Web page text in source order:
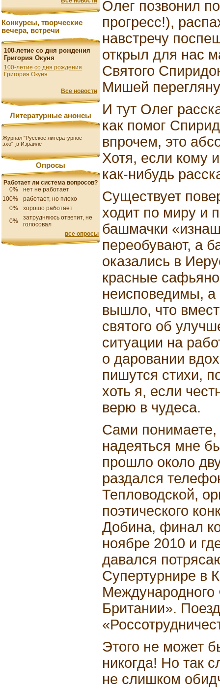
Конкурсы, творческие
вечера, встречи
100-летие со дня рождения
Григория Окуня
100-летие со дня рождения
Григория Окуня
Все новости
Литературные анонсы
Журнал "Русское литературное
эхо" в Израиле
Опросы
Работает ли система вопросов?
0%
нет не работает
100%
работает, но плохо
0%
хорошо работает
0%
затрудняюсь ответит, не
голосовал
все опросы
Олег позвонил
прогресс!),
навстречу
открыл для нас
Святого
Мишей
И тут Олег
как помог
впрочем, это
Хотя, если кому
как-нибудь
Существует
ходит по миру и
башмачки
переобувают, а
оказались в
красные
неисповедимы, а
вышло, что
святого об
ситуации на
о даровании
пишутся стихи,
хоть я, если
верю в чудеса.
Сами понимаете,
надеяться мне
прошло около
раздался
Тепловодской,
поэтического
Добина, финал
ноябре 2010 и
давался
Супертурнире в
Британии».
Этого не может
никогда! Но так
не слишком